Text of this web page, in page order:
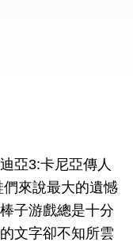
亞3:卡尼亞傳人
來說最大的遺憾
子游戲總是十分
文字卻不知所雲